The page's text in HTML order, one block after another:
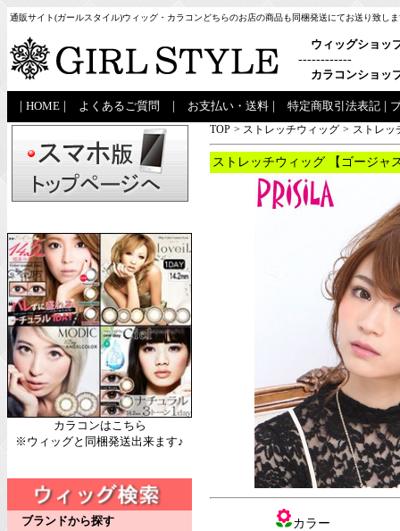
通販サイト(ガールスタイル)ウィッグ・カラコンどちらのお店の商品も同梱発送にてお送り致し
ウィッグショッ
------------
カラコンショッ
HOME よくあるご質問 お支払い・送料 特定商取引法表記
カラコンはこちら
※ウィッグと同梱発送出来ます♪
ブランドから探す
TOP > ストレッチウィッグ > ストレッ
ストレッチウィッグ 【ゴージャ
カラー